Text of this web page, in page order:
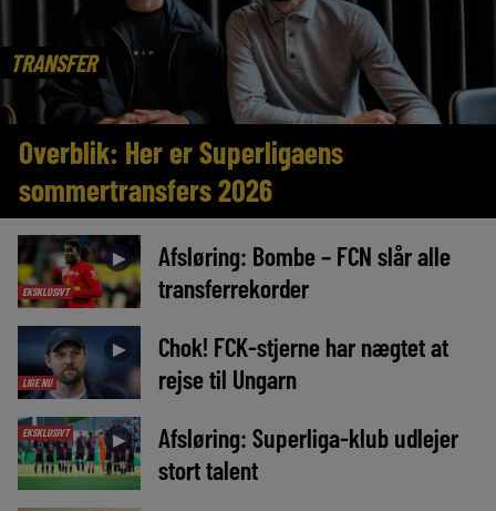
TRANSFER
Overblik: Her er Superligaens
sommertransfers 2026
EKSKLUSIVT
►
Afsløring: Bombe – FCN slår alle
transferrekorder
LIGE NU
►
Chok! FCK-stjerne har nægtet at
rejse til Ungarn
EKSKLUSIVT ►
Afsløring: Superliga-klub udlejer
stort talent